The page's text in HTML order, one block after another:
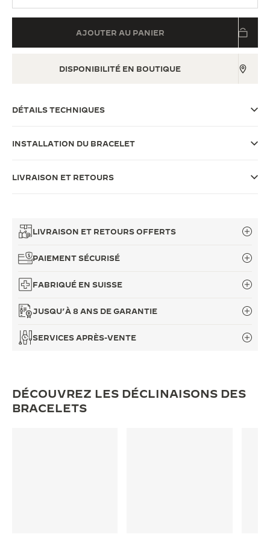
LE VIRTUOSE DU SON
LE PIONNIER DE LA PRÉCISION
AJOUTER AU PANIER
DISPONIBILITÉ EN BOUTIQUE
DÉTAILS TECHNIQUES
INSTALLATION DU BRACELET
LIVRAISON ET RETOURS
LIVRAISON ET RETOURS OFFERTS
PAIEMENT SÉCURISÉ
FABRIQUÉ EN SUISSE
JUSQU’À 8 ANS DE GARANTIE
SERVICES APRÈS-VENTE
DÉCOUVREZ LES DÉCLINAISONS DES
BRACELETS